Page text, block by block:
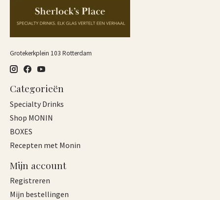
Grotekerkplein 103 Rotterdam
Categorieën
Specialty Drinks
Shop MONIN
BOXES
Recepten met Monin
Mijn account
Registreren
Mijn bestellingen